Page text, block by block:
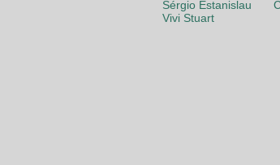
Sérgio Estanislau
Vivi Stuart